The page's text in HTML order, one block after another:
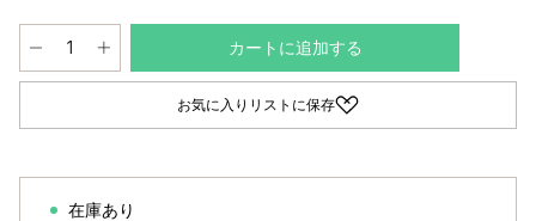
カートに追加する
お気に入りリストに保存
在庫あり